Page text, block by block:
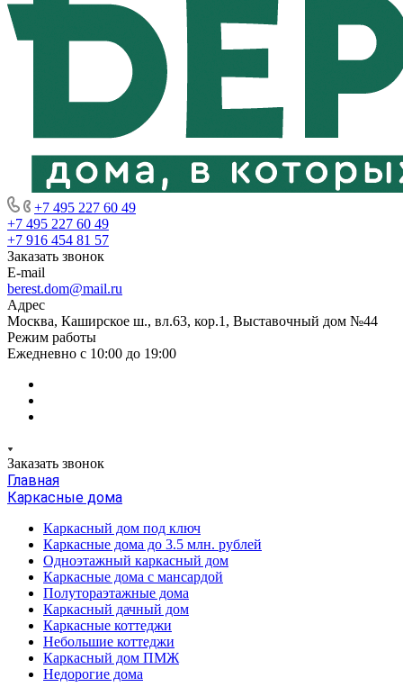
+7 495 227 60 49
+7 495 227 60 49
+7 916 454 81 57
Заказать звонок
E-mail
berest.dom@mail.ru
Адрес
Москва, Каширское ш., вл.63, кор.1, Выставочный дом №44
Режим работы
Ежедневно с 10:00 до 19:00
Заказать звонок
Главная
Каркасные дома
Каркасный дом под ключ
Каркасные дома до 3.5 млн. рублей
Одноэтажный каркасный дом
Каркасные дома с мансардой
Полутораэтажные дома
Каркасный дачный дом
Каркасные коттеджи
Небольшие коттеджи
Каркасный дом ПМЖ
Недорогие дома